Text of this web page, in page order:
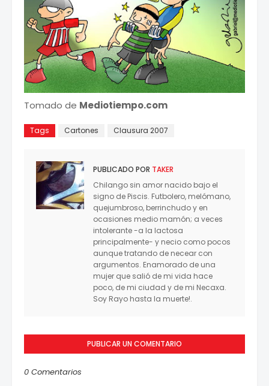
Tomado de Mediotiempo.com
Tags Cartones Clausura 2007
PUBLICADO POR TAKER
Chilango sin amor nacido bajo el
signo de Piscis. Futbolero, melómano,
quejumbroso, berrinchudo y en
ocasiones medio mamón; a veces
intolerante -a la lactosa
principalmente- y necio como pocos
aunque tratando de necear con
argumentos. Enamorado de una
mujer que salió de mi vida hace
poco, de mi ciudad y de mi Necaxa.
Soy Rayo hasta la muerte!.
PUBLICAR UN COMENTARIO
0 Comentarios